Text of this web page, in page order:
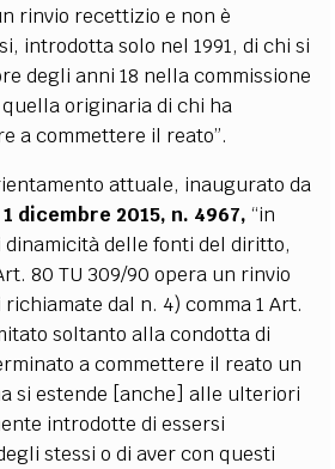
rinvio recettizio e non è
introdotta solo nel 1991, di chi si
degli anni 18 nella commissione
originaria di chi ha
a commettere il reato”.
attuale, inaugurato da
dicembre 2015, n. 4967, “in
delle fonti del diritto,
80 TU 309/90 opera un rinvio
dal n. 4) comma 1 Art.
soltanto alla condotta di
a commettere il reato un
si estende [anche] alle ulteriori
introdotte di essersi
stessi o di aver con questi